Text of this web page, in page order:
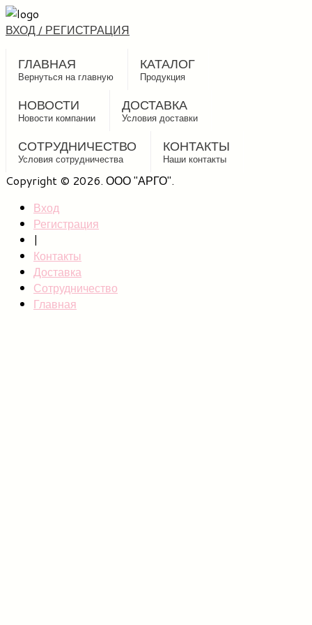
ВХОД / РЕГИСТРАЦИЯ
ГЛАВНАЯ
Вернуться на главную
КАТАЛОГ
Продукция
НОВОСТИ
Новости компании
ДОСТАВКА
Условия доставки
СОТРУДНИЧЕСТВО
Условия сотрудничества
КОНТАКТЫ
Наши контакты
Copyright © 2026. ООО "АРГО".
Вход
Регистрация
|
Контакты
Доставка
Сотрудничество
Главная